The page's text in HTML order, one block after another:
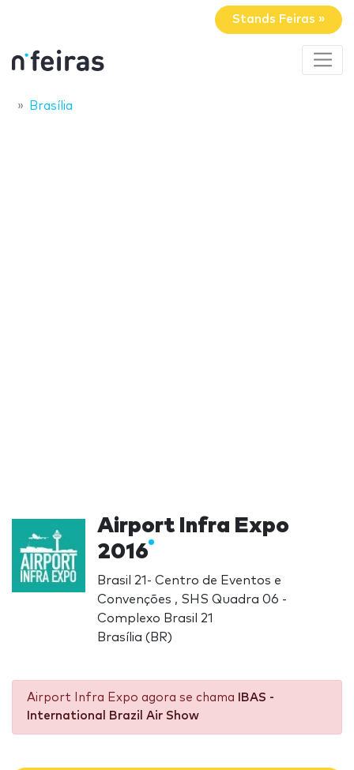
Stands Feiras »
Brasília
Airport Infra Expo
2016
Brasil 21- Centro de Eventos e
Convenções , SHS Quadra 06 -
Complexo Brasil 21
Brasília (BR)
Airport Infra Expo agora se chama
IBAS -
International Brazil Air Show